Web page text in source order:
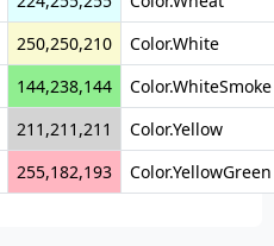
250,250,210
Color.White
144,238,144
Color.WhiteSmoke
211,211,211
Color.Yellow
255,182,193 Color.YellowGreen